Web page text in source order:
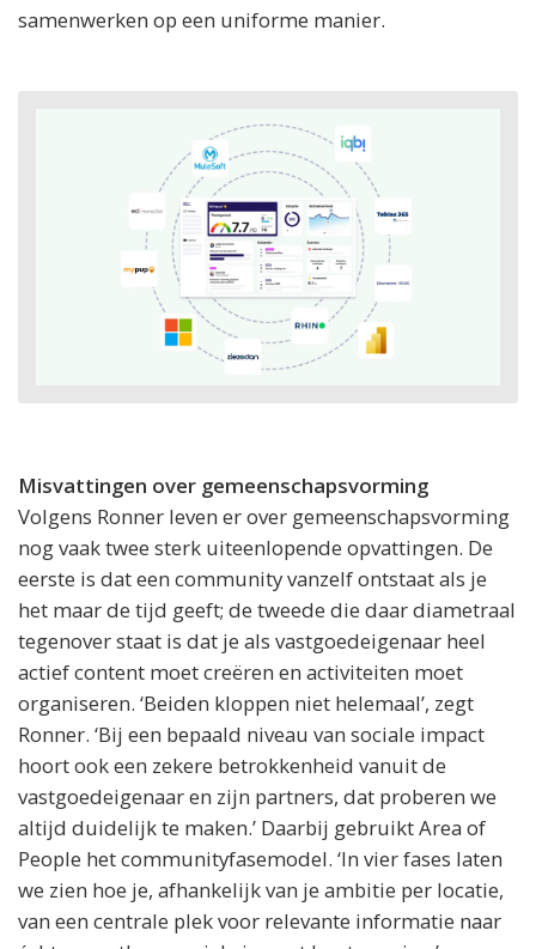
samenwerken op een uniforme manier.
Misvattingen over gemeenschapsvorming
Volgens Ronner leven er over gemeenschapsvorming
nog vaak twee sterk uiteenlopende opvattingen. De
eerste is dat een community vanzelf ontstaat als je
het maar de tijd geeft; de tweede die daar diametraal
tegenover staat is dat je als vastgoedeigenaar heel
actief content moet creëren en activiteiten moet
organiseren. ‘Beiden kloppen niet helemaal’, zegt
Ronner. ‘Bij een bepaald niveau van sociale impact
hoort ook een zekere betrokkenheid vanuit de
vastgoedeigenaar en zijn partners, dat proberen we
altijd duidelijk te maken.’ Daarbij gebruikt Area of
People het communityfasemodel. ‘In vier fases laten
we zien hoe je, afhankelijk van je ambitie per locatie,
van een centrale plek voor relevante informatie naar